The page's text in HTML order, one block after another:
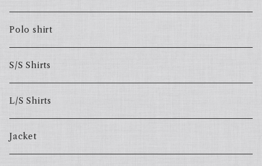
Polo shirt
S/S Shirts
L/S Shirts
Jacket